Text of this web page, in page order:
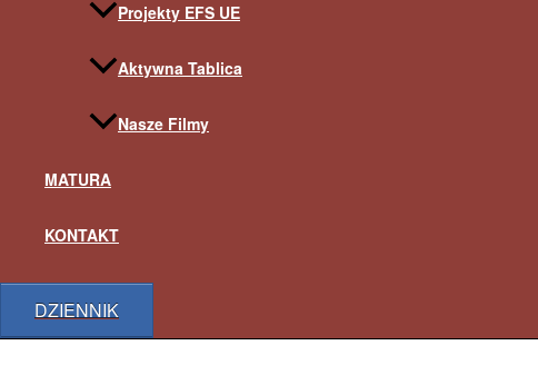
Projekty EFS UE
Aktywna Tablica
Nasze Filmy
MATURA
KONTAKT
DZIENNIK